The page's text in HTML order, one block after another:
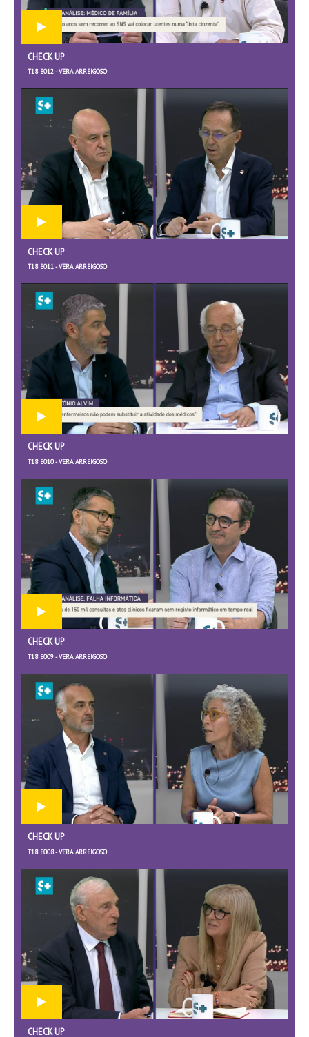
CHECK UP
T18 E012 - VERA ARREIGOSO
CHECK UP
T18 E011 - VERA ARREIGOSO
CHECK UP
T18 E010 - VERA ARREIGOSO
CHECK UP
T18 E009 - VERA ARREIGOSO
CHECK UP
T18 E008 - VERA ARREIGOSO
CHECK UP